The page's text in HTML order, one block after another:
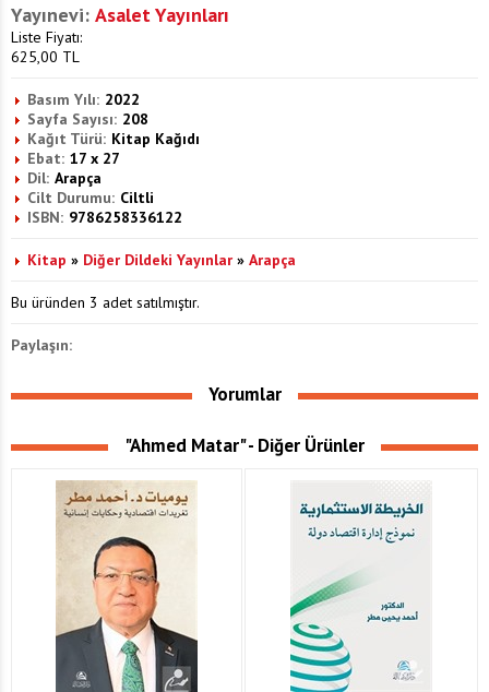
Yayınevi: Asalet Yayınları
Liste Fiyatı:
625,00 TL
Basım Yılı: 2022
Sayfa Sayısı: 208
Kağıt Türü: Kitap Kağıdı
Ebat: 17 x 27
Dil: Arapça
Cilt Durumu: Ciltli
ISBN: 9786258336122
Kitap » Diğer Dildeki Yayınlar » Arapça
Bu üründen 3 adet satılmıştır.
Paylaşın:
Yorumlar
"Ahmed Matar" - Diğer Ürünler